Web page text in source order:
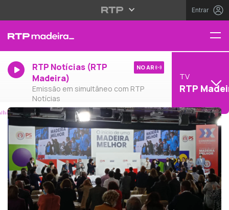
Entrar
RTP Notícias (RTP
Madeira)
Emissão em simultâneo com RTP
Notícias
NO AR
TV
RTP